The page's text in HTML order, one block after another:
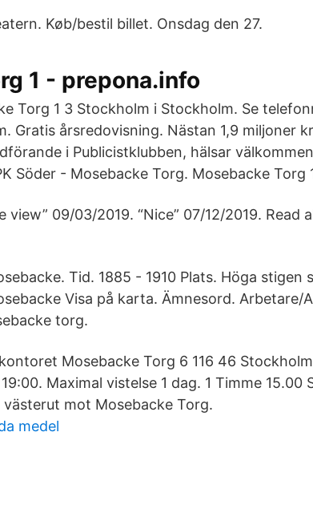
Køb/bestil billet. Onsdag den 27.
1 - prepona.info
Torg 1 3 Stockholm i Stockholm. Se
Gratis årsredovisning. Nästan 1,9 miljoner
i Publicistklubben, hälsar
Söder - Mosebacke Torg. Mosebacke Torg
view” 09/03/2019. “Nice” 07/12/2019. Read
Tid. 1885 - 1910 Plats. Höga stigen
Visa på karta. Ämnesord. Arbetare/
torg.
Mosebacke Torg 6 116 46
Maximal vistelse 1 dag. 1 Timme 15.00
mot Mosebacke Torg.
medel